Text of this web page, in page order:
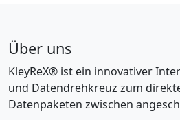
Über uns
KleyReX® ist ein innovativer
und Datendrehkreuz zum
Datenpaketen zwischen